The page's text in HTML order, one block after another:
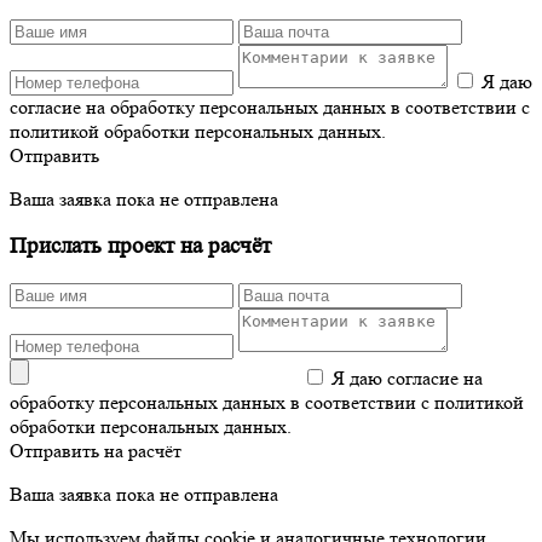
Я даю
согласие на обработку персональных данных в соответствии с
политикой обработки персональных данных.
Отправить
Ваша заявка пока не отправлена
Прислать проект на расчёт
Я даю согласие на
обработку персональных данных в соответствии с политикой
обработки персональных данных.
Отправить на расчёт
Ваша заявка пока не отправлена